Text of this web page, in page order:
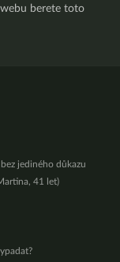
berete toto
jediného důkazu
41 let)